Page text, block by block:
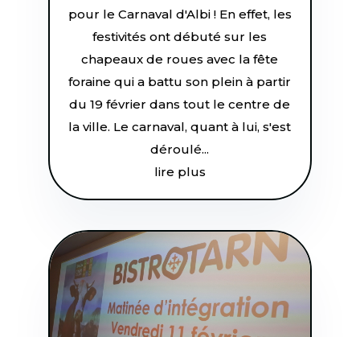
pour le Carnaval d'Albi ! En effet, les
festivités ont débuté sur les
chapeaux de roues avec la fête
foraine qui a battu son plein à partir
du 19 février dans tout le centre de
la ville. Le carnaval, quant à lui, s'est
déroulé...
lire plus